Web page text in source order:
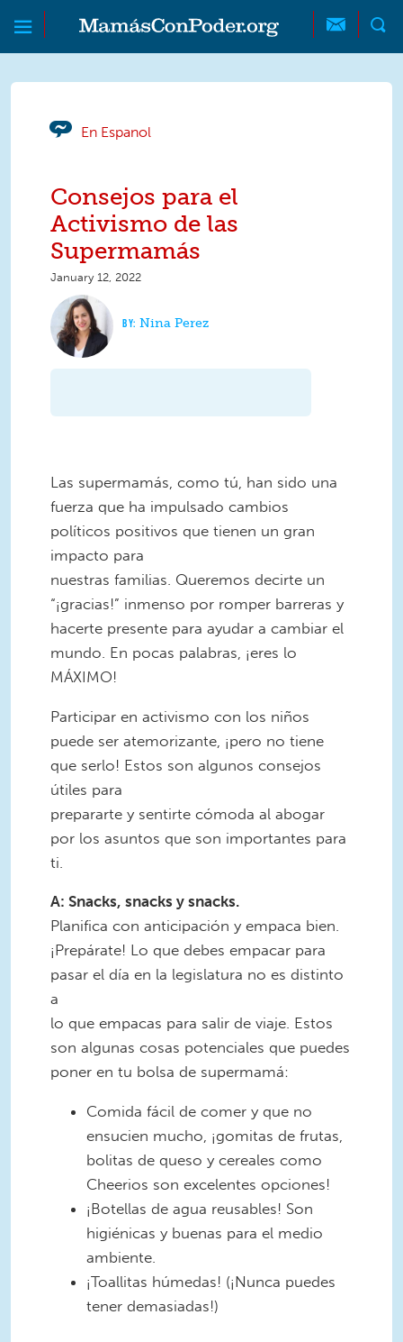
Skip to main content
Skip to main content
MamásConPoder
En Espanol
Consejos para el
Activismo de las
Supermamás
January 12, 2022
Nina Perez
Las supermamás, como tú, han sido una
fuerza que ha impulsado cambios
políticos positivos que tienen un gran
impacto para
nuestras familias. Queremos decirte un
“¡gracias!” inmenso por romper barreras y
hacerte presente para ayudar a cambiar el
mundo. En pocas palabras, ¡eres lo
MÁXIMO!
Participar en activismo con los niños
puede ser atemorizante, ¡pero no tiene
que serlo! Estos son algunos consejos
útiles para
prepararte y sentirte cómoda al abogar
por los asuntos que son importantes para
ti.
A: Snacks, snacks y snacks.
Planifica con anticipación y empaca bien.
¡Prepárate! Lo que debes empacar para
pasar el día en la legislatura no es distinto
a
lo que empacas para salir de viaje. Estos
son algunas cosas potenciales que puedes
poner en tu bolsa de supermamá:
Comida fácil de comer y que no
ensucien mucho, ¡gomitas de frutas,
bolitas de queso y cereales como
Cheerios son excelentes opciones!
¡Botellas de agua reusables! Son
higiénicas y buenas para el medio
ambiente.
¡Toallitas húmedas! (¡Nunca puedes
tener demasiadas!)